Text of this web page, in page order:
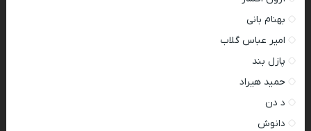
بهنام بانی
امیر عباس گلاب
پازل بند
حمید هیراد
د دن
دانوش